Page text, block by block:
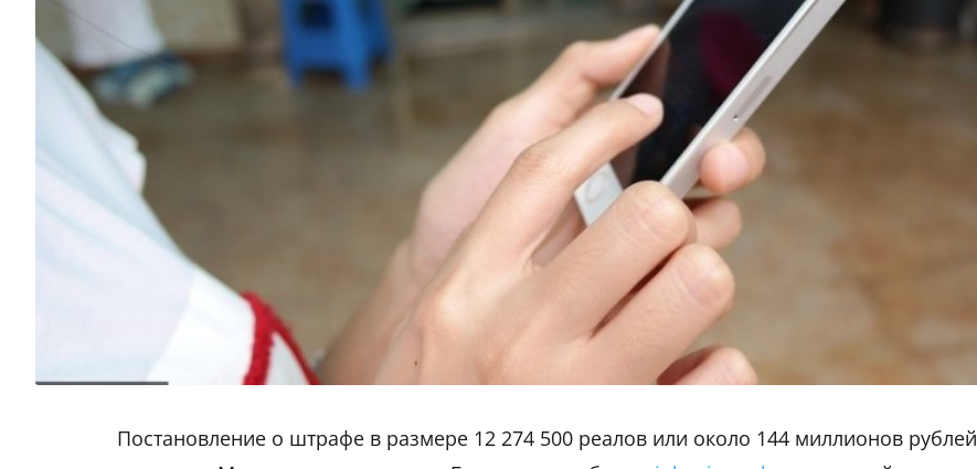
Постановление о штрафе в размере 12 274 500 реалов или около 144 миллионов рублей